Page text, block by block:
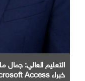
التعليم العالي:
خبراء Microsoft Access عالميًا